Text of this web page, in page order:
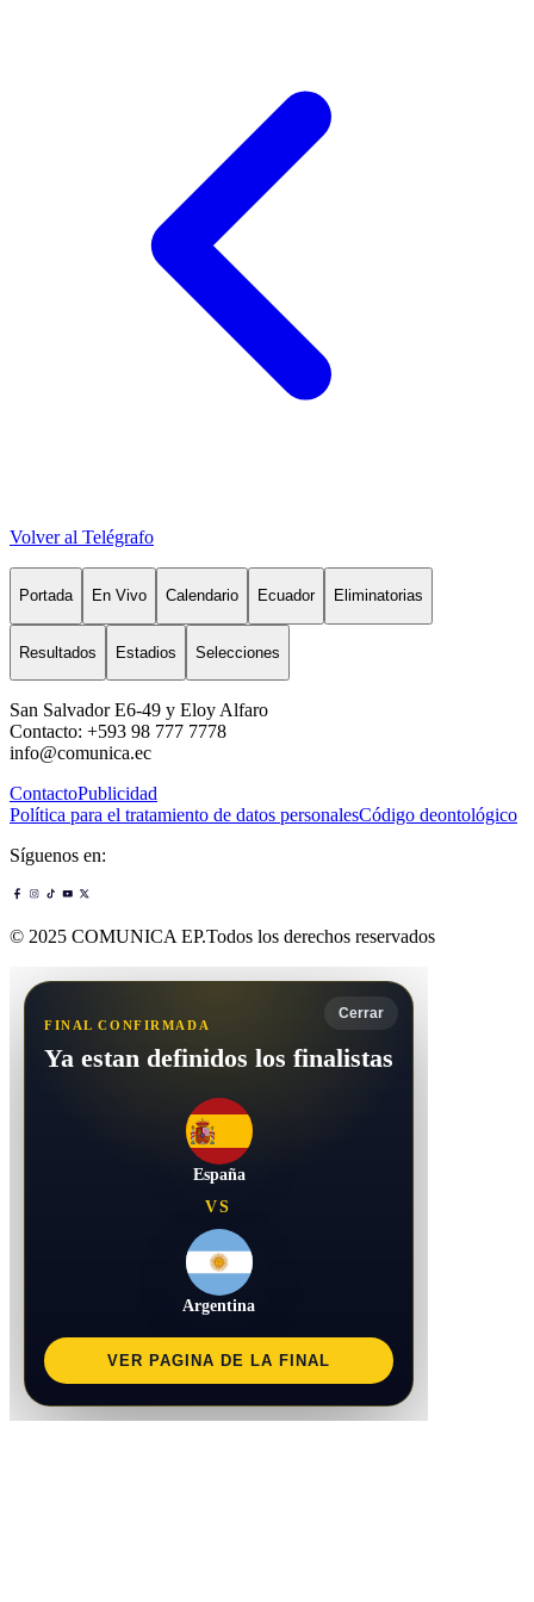
Volver al Telégrafo
Portada En Vivo Calendario Ecuador Eliminatorias
Resultados Estadios Selecciones
San Salvador E6-49 y Eloy Alfaro
Contacto: +593 98 777 7778
info@comunica.ec
ContactoPublicidad
Política para el tratamiento de datos personalesCódigo deontológico
Síguenos en:
© 2025 COMUNICA EP.Todos los derechos reservados
Cerrar
FINAL CONFIRMADA
Ya estan definidos los finalistas
España
VS
Argentina
VER PAGINA DE LA FINAL